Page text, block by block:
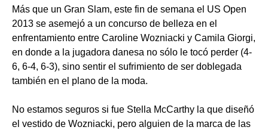
Más que un Gran Slam, este fin de semana el US Open
2013 se asemejó a un concurso de belleza en el
enfrentamiento entre Caroline Wozniacki y Camila Giorgi,
en donde a la jugadora danesa no sólo le tocó perder (4-
6, 6-4, 6-3), sino sentir el sufrimiento de ser doblegada
también en el plano de la moda.
No estamos seguros si fue Stella McCarthy la que diseñó
el vestido de Wozniacki, pero alguien de la marca de las